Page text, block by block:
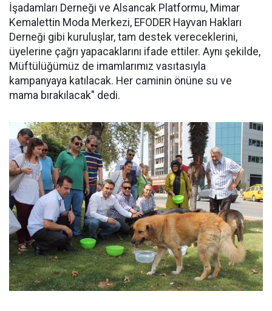
İşadamları Derneği ve Alsancak Platformu, Mimar
Kemalettin Moda Merkezi, EFODER Hayvan Hakları
Derneği gibi kuruluşlar, tam destek vereceklerini,
üyelerine çağrı yapacaklarını ifade ettiler. Aynı şekilde,
Müftülüğümüz de imamlarımız vasıtasıyla
kampanyaya katılacak. Her caminin önüne su ve
mama bırakılacak" dedi.